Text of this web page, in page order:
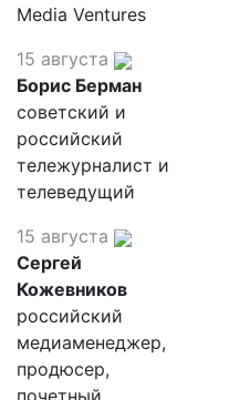
Media Ventures
15 августа
Борис Берман
советский и
российский
тележурналист и
телеведущий
15 августа
Сергей
Кожевников
российский
медиаменеджер,
продюсер,
почетный